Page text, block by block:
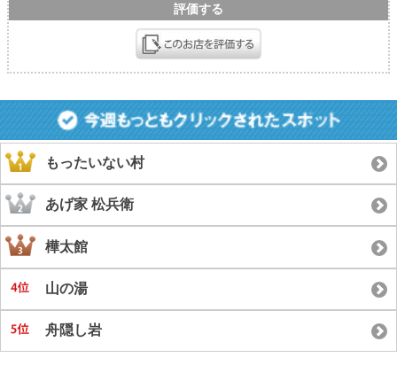
評価する
もったいない村
あげ家 松兵衛
樺太館
山の湯
舟隠し岩